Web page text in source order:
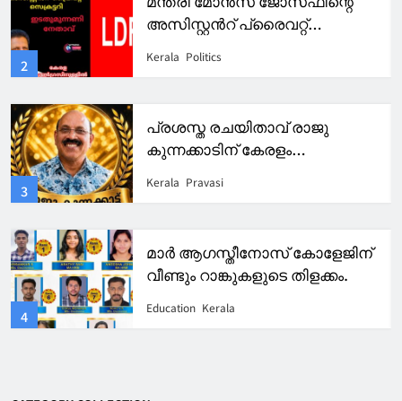
2
അസിസ്റ്റൻറ് പ്രൈവറ്റ്
സെക്രട്ടറിയായി എൽഡിഎഫ്
Kerala Politics
3
പ്രശസ്ത രചയിതാവ് രാജു
കുന്നക്കാടിന് കേരളം
ഐക്കോണിക് അവാർഡ് 2026
Kerala Pravasi
4
മാർ ആഗസ്തീനോസ് കോളേജിന്
വീണ്ടും റാങ്കുകളുടെ തിളക്കം.
Education Kerala